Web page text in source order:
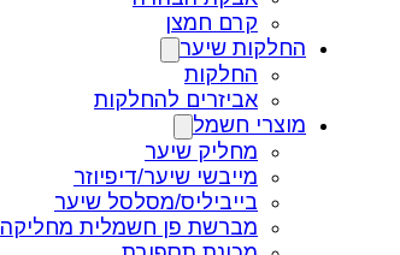
קרם חמצן
החלקות שיער
החלקות
אביזרים להחלקות
מוצרי חשמל
מחליק שיער
מייבשי שיער/דיפיוזר
בייביליס/מסלסל שיער
מברשת פן חשמלית מחליקה